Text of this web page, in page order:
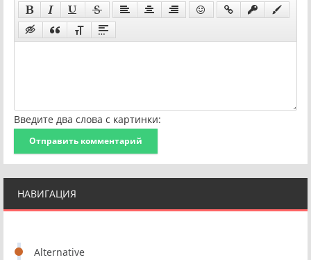
НАВИГАЦИЯ
Alternative
Введите два слова с картинки:
Отправить комментарий